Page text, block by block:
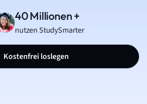
40 Millionen +
nutzen StudySmarter
Kostenfrei loslegen